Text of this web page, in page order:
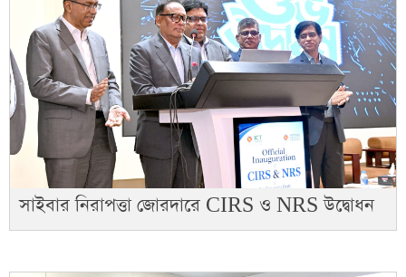
সাইবার নিরাপত্তা জোরদারে CIRS ও NRS উদ্বোধন